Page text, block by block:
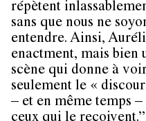
répètent
sans que nous ne
entendre. Ainsi,
enactment, mais bien
scène qui donne à
seulement le «
– et en même temps